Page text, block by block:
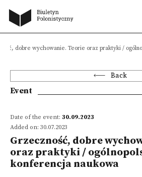
dobre wychowanie. Teorie oraz praktyki /
Back
Event
Date of the event: 30.09.2023
Added on: 30.07.2023
Grzeczność, dobre
oraz praktyki /
konferencja naukowa